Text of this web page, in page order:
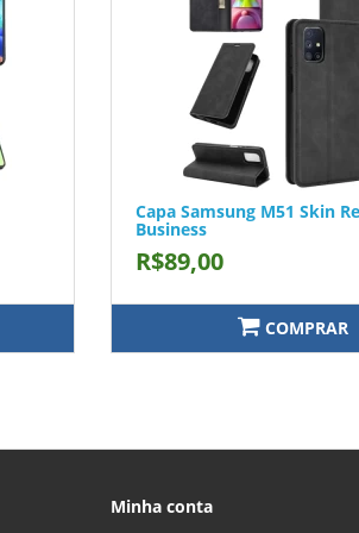
Capa Samsung M51 Skin
Business
R$89,00
COMPRAR
Minha conta